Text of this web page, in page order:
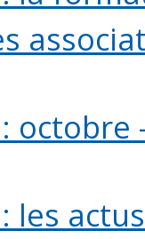
:
: les